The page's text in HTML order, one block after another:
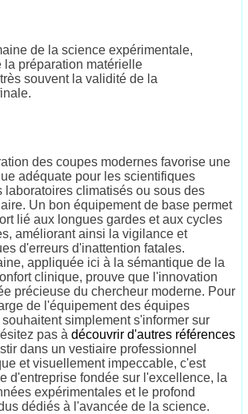
de la science expérimentale,
la préparation matérielle
souvent la validité de la
des coupes modernes favorise une
adéquate pour les scientifiques
laboratoires climatisés ou sous des
Un bon équipement de base permet
lié aux longues gardes et aux cycles
améliorant ainsi la vigilance et
d'erreurs d'inattention fatales.
appliquée ici à la sémantique de la
clinique, prouve que l'innovation
précieuse du chercheur moderne. Pour
de l'équipement des équipes
simplement s'informer sur
pas àdécouvrir d'autres références
dans un vestiaire professionnel
et visuellement impeccable, c'est
d'entreprise fondée sur l'excellence, la
expérimentales et le profond
dédiés à l'avancée de la science.